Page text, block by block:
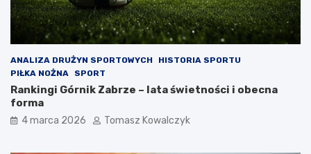
ANALIZA DRUŻYN SPORTOWYCH
HISTORIA SPORTU
PIŁKA NOŻNA
SPORT
Rankingi Górnik Zabrze – lata świetności i obecna
forma
4 marca 2026 Tomasz Kowalczyk